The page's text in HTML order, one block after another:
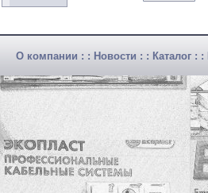
О компании : : Новости : : Каталог : :